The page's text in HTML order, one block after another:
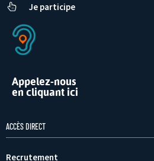
Je participe
Appelez-nous
en cliquant ici
ACCÈS DIRECT
Recrutement